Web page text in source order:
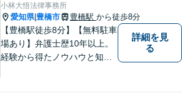
小林大悟法律事務所
愛知県| 豊橋市 豊橋駅 から徒歩8分
【豊橋駅徒歩8分】【無料駐車
場あり】弁護士歴10年以上。
経験から得たノウハウと知見
詳細を見
る